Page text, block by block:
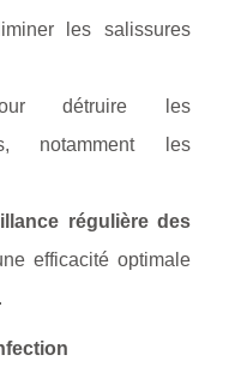
les salissures
détruire les
notamment les
régulière des
efficacité optimale